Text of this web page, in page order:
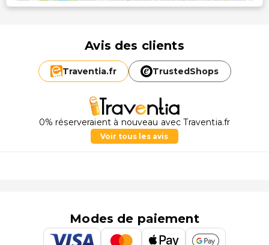
Avis des clients
Traventia.fr TrustedShops
0% réserveraient à nouveau avec Traventia.fr
Voir tous les avis
Modes de paiement